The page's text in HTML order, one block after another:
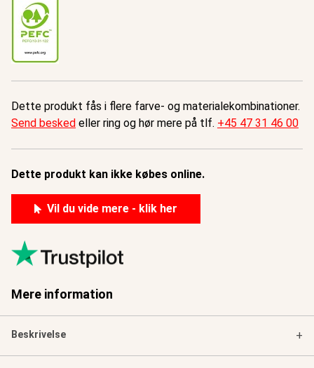
Dette produkt fås i flere farve- og materialekombinationer.
Send besked eller ring og hør mere på tlf. +45 47 31 46 00
Dette produkt kan ikke købes online.
Vil du vide mere - klik her
Mere information
Beskrivelse +